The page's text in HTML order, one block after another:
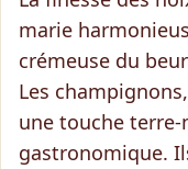
marie
crémeuse du
Les
une touche terre-
gastronomique.